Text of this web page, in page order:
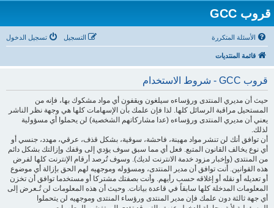
قروب GCC
الأسئلة المتكررة تسجيل الدخول التسجيل
قائمة المنتديات
قروب GCC - شروط الاستخدام
حيث أن مديري المنتدى ورؤساءه سيلغون ويقفون أي مواد مشكوك بها، فإنه من
المستحيل مراقبة الرسائل كلها. لذا فإن علمك بأن الإسهامات كلها هي وجهة نظر الناشر
يعني أن مديري المنتدى ورؤساءه (عدا مشاركاتهم الشخصية) لن يحملوا أي مسؤولية
لذلك.
أن توافق أنك لن تنشر مواد مهينة، فاحشة، سوقية، بشكل قذف، عرقي، مهدد، جنسي أو
أي نوع يخالف القانون المتبع. فعل أي مما سبق سوف يؤدي إلى وقفك وإزالتك بشكل دائم
من المنتدى (وإخبار مزود خدمة الانترنت لديك). وسوف تُرصد أرقام الإنترنت كلها لفرض
هذه القوانين. أنت توافق أن مدير المنتدى، ومسؤوله وموجهيه لهم الحق بإزالة أي موضوع
أو تعديله أو نقله أو إغلاقه حسب رأيهم. وأنت بصفتك مشتركا أو مستخدما توافق أن تخزن
المعلومات المدخلة كلها سابقاً في قاعدة بيانات. وحيث أن هذه المعلومات لن تُـعرض إلى
أي جهة ثالثة دون علمك فإن مدير المنتدى ورؤساء المنتدى وموجهيه لن يتحملوا